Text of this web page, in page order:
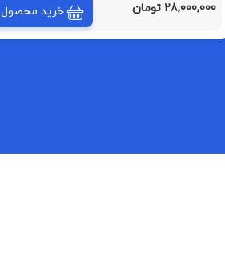
28,000,000 تومان خرید محصول